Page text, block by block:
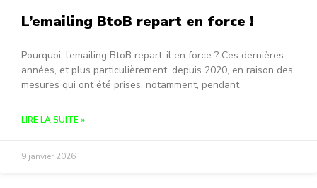
L’emailing BtoB repart en force !
Pourquoi, l’emailing BtoB repart-il en force ? Ces dernières
années, et plus particulièrement, depuis 2020, en raison des
mesures qui ont été prises, notamment, pendant
LIRE LA SUITE »
9 janvier 2026